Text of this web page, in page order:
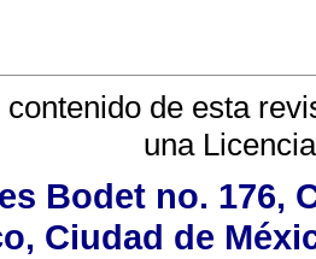
contenido de esta
una
Bodet no. 176,
Ciudad de